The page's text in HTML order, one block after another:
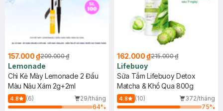
157.000 ₫209.000 ₫
Lemonade
Chì Kẻ Mày Lemonade 2 Đầu
Màu Nâu Xám 2g+2ml
4.8 (6)
29/tháng
64%
162.000 ₫215.000 ₫
Lifebuoy
Sữa Tắm Lifebuoy Detox
Matcha & Khổ Qua 800g
4.8 (10)
372/tháng
75%